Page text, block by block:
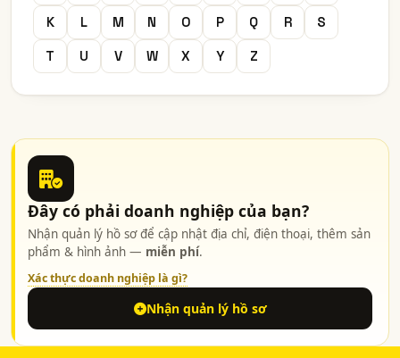
K
L M N O P Q R
S
T
U V W X Y Z
Đây có phải doanh nghiệp của bạn?
Nhận quản lý hồ sơ để cập nhật địa chỉ, điện thoại, thêm sản
phẩm & hình ảnh — miễn phí.
Xác thực doanh nghiệp là gì?
Nhận quản lý hồ sơ